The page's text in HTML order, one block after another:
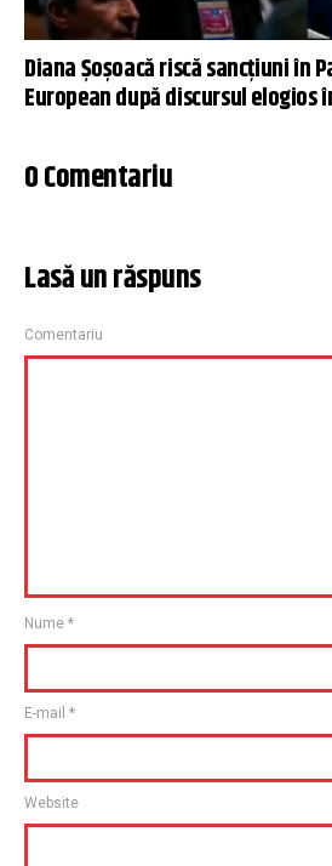
Diana Șoșoacă riscă sancțiuni în
European după discursul elogios
0 Comentariu
Lasă un răspuns
Comentariu
Nume *
E-mail *
Website